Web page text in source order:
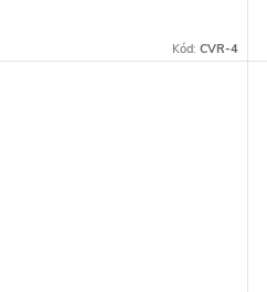
Kód: CVR-4